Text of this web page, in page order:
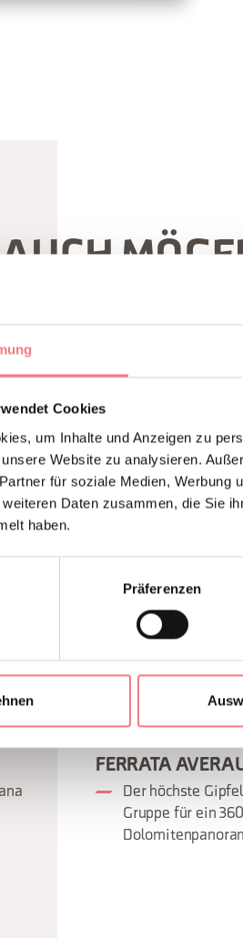
Cookies
um Inhalte und Anzeigen zu
Website zu analysieren.
für soziale Medien, Werbung
Daten zusammen, die Sie
haben.
Präferenzen
FERRATA
Der höchste
Gruppe für ein